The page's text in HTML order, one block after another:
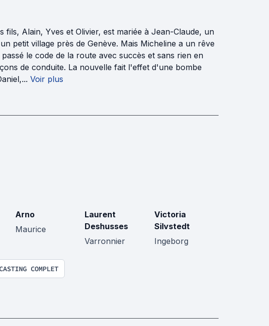
Alain, Yves et Olivier, est mariée à Jean-Claude, un
petit village près de Genève. Mais Micheline a un rêve
le code de la route avec succès et sans rien en
de conduite. La nouvelle fait l'effet d'une bombe
Voir plus
Arno
Maurice
Laurent
Deshusses
Varronnier
Victoria
Silvstedt
Ingeborg
COMPLET